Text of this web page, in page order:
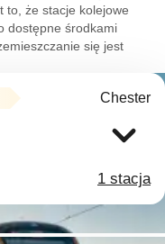
to, że stacje kolejowe
dostępne środkami
się jest
Chester
1 stacja